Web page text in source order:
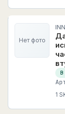
Нет фото
В
1